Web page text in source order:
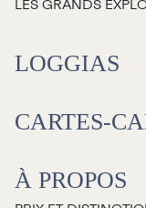
Emplois
LES GRANDS
LOGGIAS
CARTES-
À PROPOS